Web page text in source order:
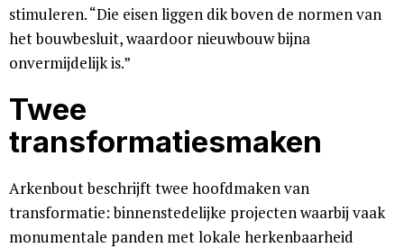
stimuleren. “Die eisen liggen dik boven de normen van
het bouwbesluit, waardoor nieuwbouw bijna
onvermijdelijk is.”
Twee
transformatiesmaken
Arkenbout beschrijft twee hoofdmaken van
transformatie: binnenstedelijke projecten waarbij vaak
monumentale panden met lokale herkenbaarheid